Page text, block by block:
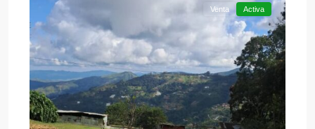
Venta Activa